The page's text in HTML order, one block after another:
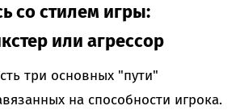
со стилем игры:
или агрессор
три основных "пути"
на способности игрока.